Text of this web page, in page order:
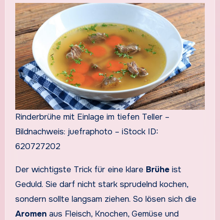
Rinderbrühe mit Einlage im tiefen Teller –
Bildnachweis: juefraphoto – iStock ID:
620727202
Der wichtigste Trick für eine klare Brüheist
Geduld. Sie darf nicht stark sprudelnd kochen,
sondern sollte langsam ziehen. So lösen sich die
Aromenaus Fleisch, Knochen, Gemüse und